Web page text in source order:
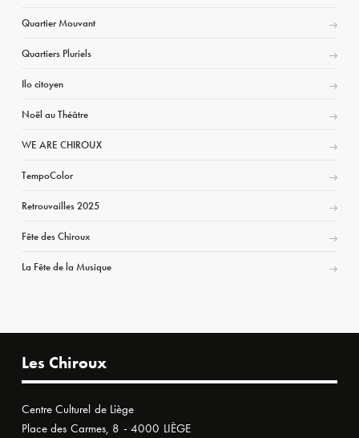
Quartier Mouvant
Quartiers Pluriels
Ilo citoyen
Noël au Théâtre
WE ARE CHIROUX
TempoColor
Retrouvailles 2025
Fête des Chiroux
La Fête de la Musique
Les Chiroux
Centre Culturel de Liège
Place des Carmes, 8 - 4000 LIÈGE